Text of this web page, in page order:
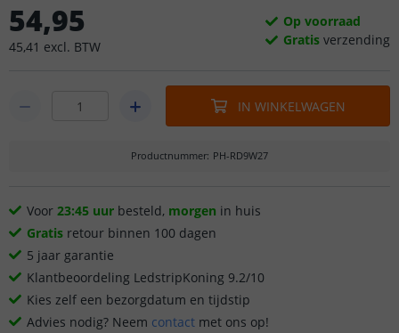
54,95
45,41 excl. BTW
Op voorraad
Gratis verzending
IN WINKELWAGEN
Productnummer: PH-RD9W27
Voor 23:45 uur besteld, morgen in huis
Gratis retour binnen 100 dagen
5 jaar garantie
Klantbeoordeling LedstripKoning 9.2/10
Kies zelf een bezorgdatum en tijdstip
Advies nodig? Neem contact met ons op!